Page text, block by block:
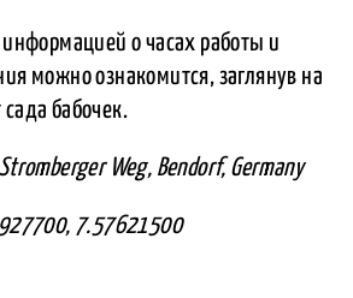
о часах работы и
можно ознакомится, заглянув на
бабочек.
Stromberger Weg, Bendorf, Germany
7.57621500